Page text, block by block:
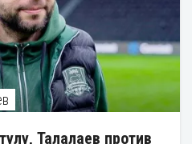
Талалаев против